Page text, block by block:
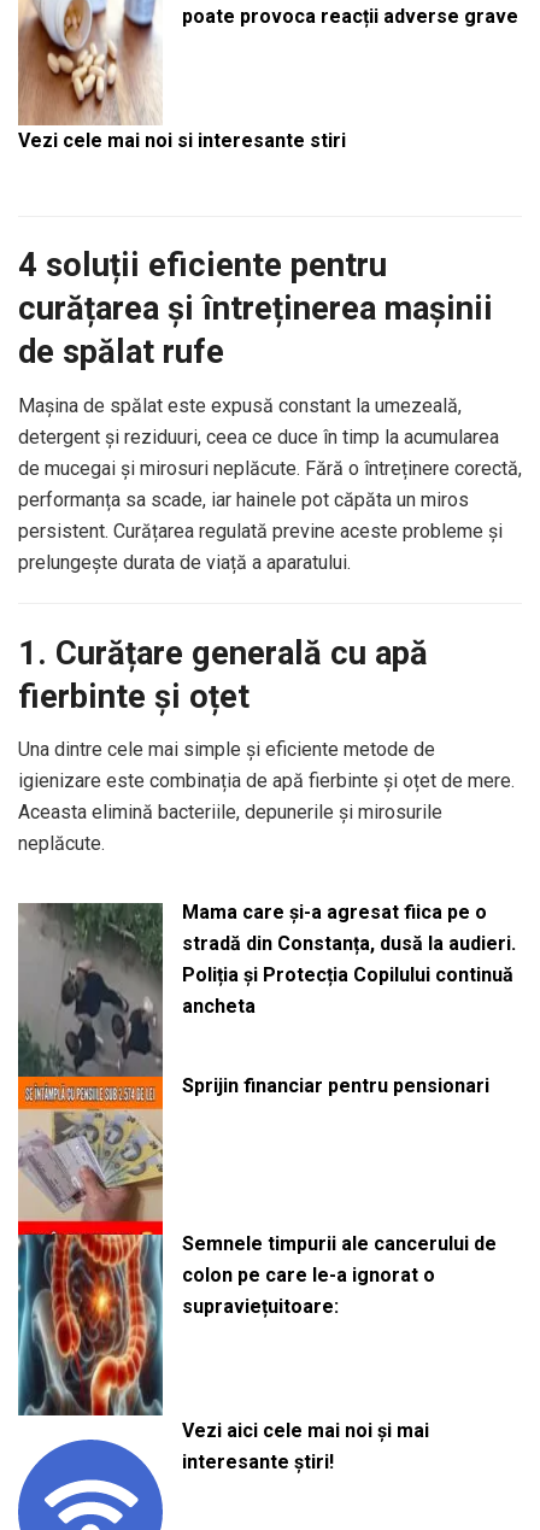
poate provoca reacții adverse grave
Vezi cele mai noi si interesante stiri
4 soluții eficiente pentru
curățarea și întreținerea mașinii
de spălat rufe
Mașina de spălat este expusă constant la umezeală,
detergent și reziduuri, ceea ce duce în timp la acumularea
de mucegai și mirosuri neplăcute. Fără o întreținere corectă,
performanța sa scade, iar hainele pot căpăta un miros
persistent. Curățarea regulată previne aceste probleme și
prelungește durata de viață a aparatului.
1. Curățare generală cu apă
fierbinte și oțet
Una dintre cele mai simple și eficiente metode de
igienizare este combinația de apă fierbinte și oțet de mere.
Aceasta elimină bacteriile, depunerile și mirosurile
neplăcute.
Mama care și-a agresat fiica pe o
stradă din Constanța, dusă la audieri.
Poliția și Protecția Copilului continuă
ancheta
Sprijin financiar pentru pensionari
Semnele timpurii ale cancerului de
colon pe care le-a ignorat o
supraviețuitoare:
Vezi aici cele mai noi și mai
interesante știri!